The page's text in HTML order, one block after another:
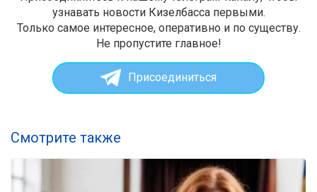
узнавать новости Кизелбасса первыми.
Только самое интересное, оперативно и по существу.
Не пропустите главное!
Присоединиться
Смотрите также